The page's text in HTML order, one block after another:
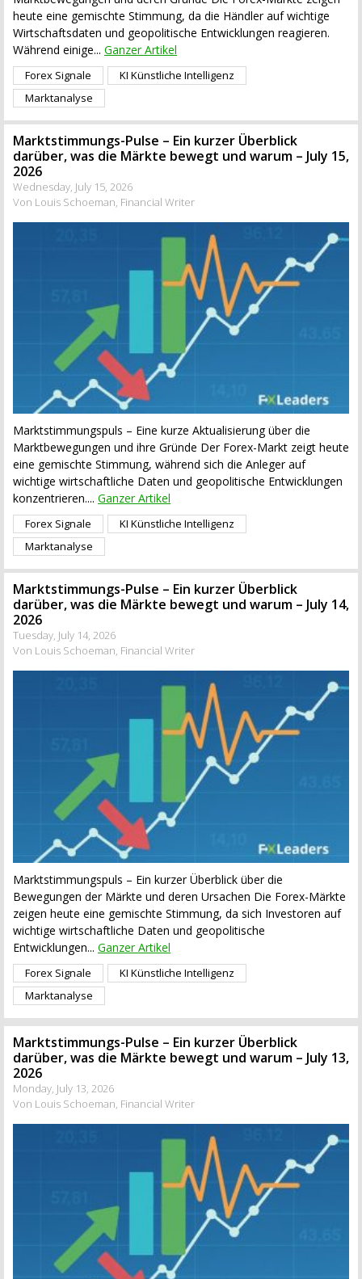
heute eine gemischte Stimmung, da die Händler auf wichtige
Wirtschaftsdaten und geopolitische Entwicklungen reagieren.
Während einige... Ganzer Artikel
Forex Signale
KI Künstliche Intelligenz
Marktanalyse
Marktstimmungs-Pulse – Ein kurzer Überblick
darüber, was die Märkte bewegt und warum – July 15,
2026
Wednesday, July 15, 2026
Von Louis Schoeman, Financial Writer
Marktstimmungspuls – Eine kurze Aktualisierung über die
Marktbewegungen und ihre Gründe Der Forex-Markt zeigt heute
eine gemischte Stimmung, während sich die Anleger auf
wichtige wirtschaftliche Daten und geopolitische Entwicklungen
konzentrieren.... Ganzer Artikel
Forex Signale
KI Künstliche Intelligenz
Marktanalyse
Marktstimmungs-Pulse – Ein kurzer Überblick
darüber, was die Märkte bewegt und warum – July 14,
2026
Tuesday, July 14, 2026
Von Louis Schoeman, Financial Writer
Marktstimmungspuls – Ein kurzer Überblick über die
Bewegungen der Märkte und deren Ursachen Die Forex-Märkte
zeigen heute eine gemischte Stimmung, da sich Investoren auf
wichtige wirtschaftliche Daten und geopolitische
Entwicklungen... Ganzer Artikel
Forex Signale
KI Künstliche Intelligenz
Marktanalyse
Marktstimmungs-Pulse – Ein kurzer Überblick
darüber, was die Märkte bewegt und warum – July 13,
2026
Monday, July 13, 2026
Von Louis Schoeman, Financial Writer